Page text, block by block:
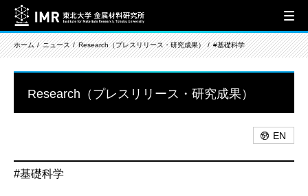
ホーム ニュース Research（プレスリリース・研究成果） #基礎科学
Research（プレスリリース・研究成果）
EN
#基礎科学